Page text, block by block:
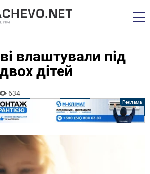
влаштували під
дітей
634